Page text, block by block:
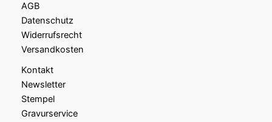
AGB
Datenschutz
Widerrufsrecht
Versandkosten
Kontakt
Newsletter
Stempel
Gravurservice